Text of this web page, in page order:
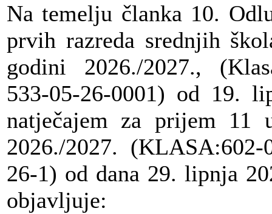
Na temelju članka 10.
prvih razreda srednjih
godini 2026./2027.,
533-05-26-0001) od 19.
natječajem za prijem 11
2026./2027. (KLASA:602-
26-1) od dana 29. lipnja
objavljuje: